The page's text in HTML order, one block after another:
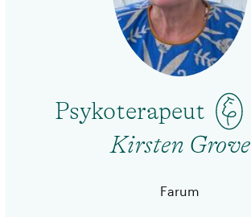
Psykoterapeut
Kirsten Grove
Farum